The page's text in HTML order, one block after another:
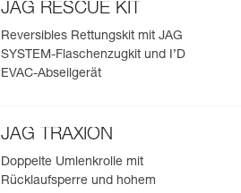
JAG RESCUE KIT
Reversibles Rettungskit mit JAG
SYSTEM-Flaschenzugkit und I’D
EVAC-Abseilgerät
JAG TRAXION
Doppelte Umlenkrolle mit
Rücklaufsperre und hohem